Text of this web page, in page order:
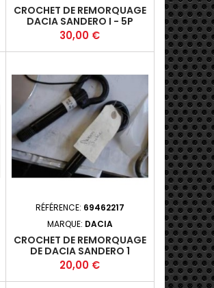
CROCHET DE REMORQUAGE
DACIA SANDERO I - 5P
2008-06-2012-10 +
Prix
30,00 €
RÉFÉRENCE: 69462217
MARQUE: DACIA
CROCHET DE REMORQUAGE
DE DACIA SANDERO 1
Prix
20,00 €